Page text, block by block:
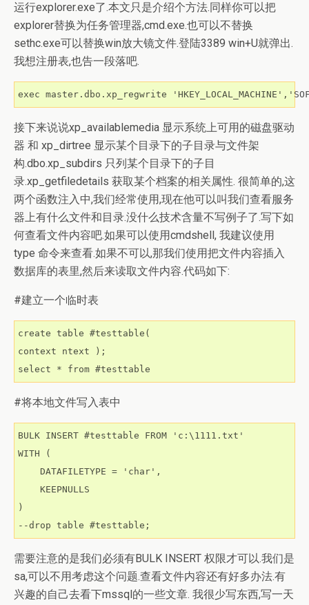
运行explorer.exe了.本文只是介绍个方法.同样你可以把
explorer替换为任务管理器,cmd.exe.也可以不替换
sethc.exe可以替换win放大镜文件.登陆3389 win+U就弹出.
我想注册表,也告一段落吧.
exec master.dbo.xp_regwrite
接下来说说xp_availablemedia 显示系统上可用的磁盘驱动
器 和 xp_dirtree 显示某个目录下的子目录与文件架
构.dbo.xp_subdirs 只列某个目录下的子目
录.xp_getfiledetails 获取某个档案的相关属性. 很简单的,这
两个函数注入中,我们经常使用,现在他可以叫我们查看服务
器上有什么文件和目录.没什么技术含量不写例子了.写下如
何查看文件内容吧.如果可以使用cmdshell, 我建议使用
type 命令来查看.如果不可以,那我们使用把文件内容插入
数据库的表里,然后来读取文件内容.代码如下:
#建立一个临时表
create table #testtable(
context ntext );
select * from #testtable
#将本地文件写入表中
BULK INSERT #testtable FROM 'c:\1111.txt'
WITH (
    DATAFILETYPE = 'char',
    KEEPNULLS
)
--drop table #testtable;
需要注意的是我们必须有BULK INSERT 权限才可以.我们是
sa,可以不用考虑这个问题.查看文件内容还有好多办法.有
兴趣的自己去看下mssql的一些文章. 我很少写东西,写一天